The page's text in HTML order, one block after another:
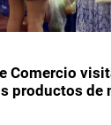
Comercio
productos de